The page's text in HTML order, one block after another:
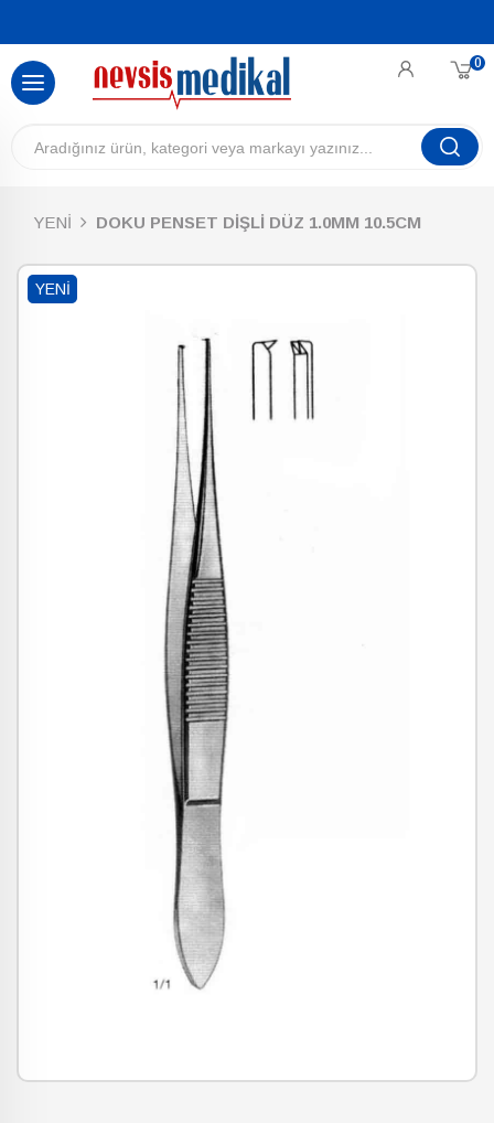
0
YENİ DOKU PENSET DİŞLİ DÜZ 1.0MM 10.5CM
YENI